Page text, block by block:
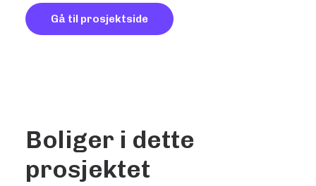
Gå til prosjektside
Boliger i dette
prosjektet